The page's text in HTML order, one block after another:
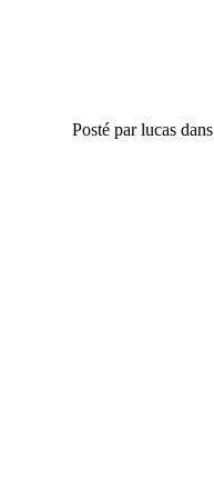
Posté parlucas dans